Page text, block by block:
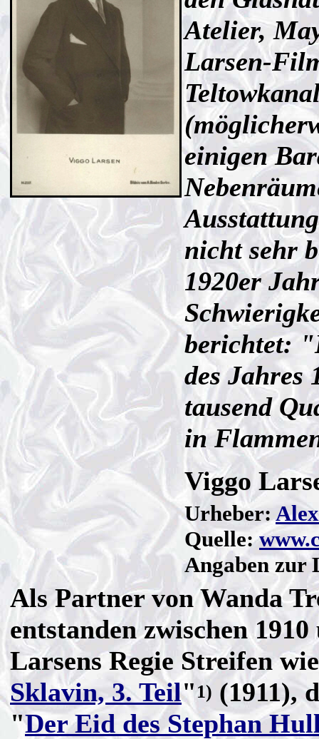
Atelier,
Larsen-
einigen
nicht sehr
1920er
berichtet:
des Jahres
tausend
in
Viggo
Urheber:
Quelle:
Angaben zur
Als Partner von Wanda
entstanden zwischen
Larsens Regie Streifen
Sklavin, 3. Teil"1) (1911),
"Der Eid des Stephan